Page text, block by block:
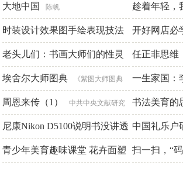
罗照田 仄：柳如是
大地中国 陈帆 趁着年轻，
时装设计效果图手绘表现技法
（第3版） 唐伟 彭君
开好网店必
老头儿们：书画大师们的性灵
人生 凤凰书品
任正非思维
埃舍尔大师图典 《紫图大师图典
丛书》编辑部
一生家国：
江妮
周恩来传（1） 中共中央文献研究
室
书法美育的
尼康Nikon D5100说明书没讲透
的使用技巧 李元摄影机构编著
中国礼乐户
青少年美育趣味课堂 花卉面塑 扫一扫，“